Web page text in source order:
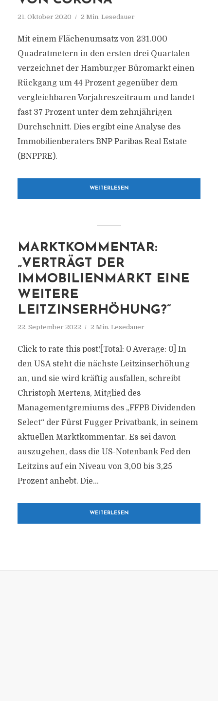
21. Oktober 2020 2 Min. Lesedauer
Mit einem Flächenumsatz von 231.000
Quadratmetern in den ersten drei Quartalen
verzeichnet der Hamburger Büromarkt einen
Rückgang um 44 Prozent gegenüber dem
vergleichbaren Vorjahreszeitraum und landet
fast 37 Prozent unter dem zehnjährigen
Durchschnitt. Dies ergibt eine Analyse des
Immobilienberaters BNP Paribas Real Estate
(BNPPRE).
WEITERLESEN
MARKTKOMMENTAR:
„VERTRÄGT DER
IMMOBILIENMARKT EINE
WEITERE
LEITZINSERHÖHUNG?“
22. September 2022 2 Min. Lesedauer
Click to rate this post![Total: 0 Average: 0] In
den USA steht die nächste Leitzinserhöhung
an, und sie wird kräftig ausfallen, schreibt
Christoph Mertens, Mitglied des
Managementgremiums des „FFPB Dividenden
Select“ der Fürst Fugger Privatbank, in seinem
aktuellen Marktkommentar. Es sei davon
auszugehen, dass die US-Notenbank Fed den
Leitzins auf ein Niveau von 3,00 bis 3,25
Prozent anhebt. Die...
WEITERLESEN